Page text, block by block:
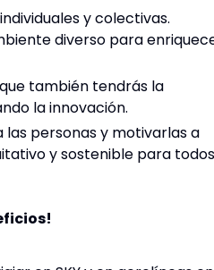
y colectivas.
diverso para
también tendrás la
la innovación.
personas y motivarlas a
y sostenible para